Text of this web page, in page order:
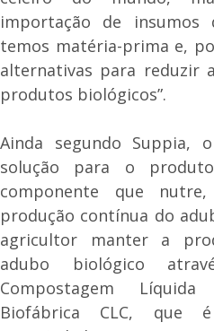
importação de insumos
temos matéria-prima e,
alternativas para reduzir
produtos biológicos”.
Ainda segundo Suppia,
solução para o
componente que
produção contínua do
agricultor manter a
adubo biológico
Compostagem
Biofábrica CLC, que